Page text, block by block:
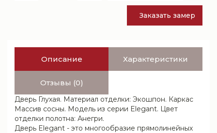
Заказать замер
Описание Характеристики
Отзывы (0)
Дверь Глухая. Материал отделки: Экошпон. Каркас
Массив сосны. Модель из серии Elegant. Цвет
отделки полотна: Анегри.
Дверь Elegant - это многообразие прямолинейных